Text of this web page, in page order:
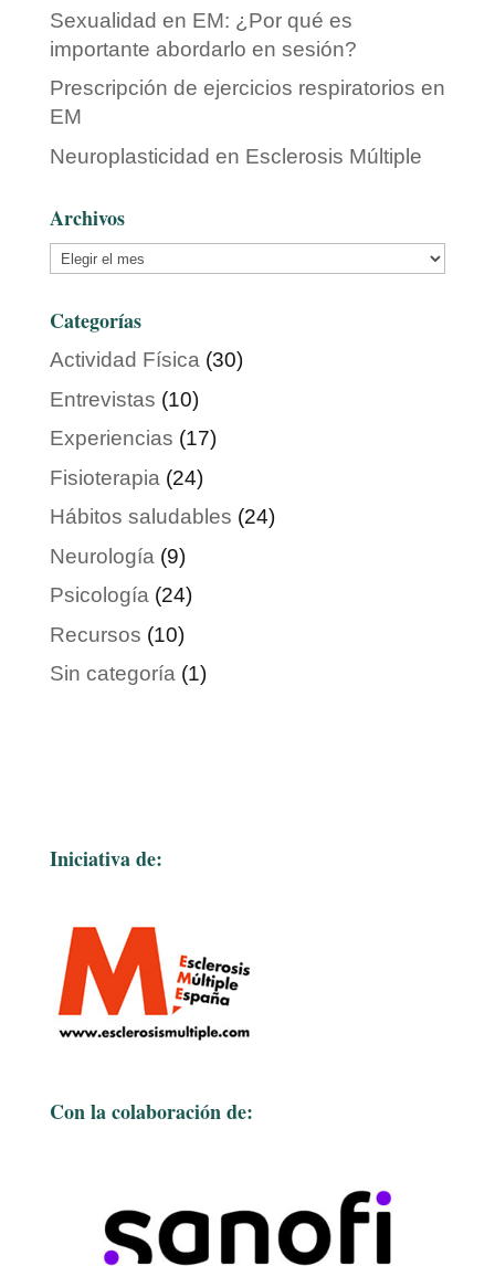
Sexualidad en EM: ¿Por qué es
importante abordarlo en sesión?
Prescripción de ejercicios respiratorios en
EM
Neuroplasticidad en Esclerosis Múltiple
Archivos
Archivos
Categorías
Actividad Física(30)
Entrevistas (10)
Experiencias (17)
Fisioterapia (24)
Hábitos saludables (24)
Neurología (9)
Psicología(24)
Recursos (10)
Sin categoría(1)
Iniciativa de:
Con la colaboración de: